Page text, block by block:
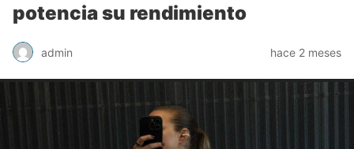
potencia su rendimiento
admin hace 2 meses